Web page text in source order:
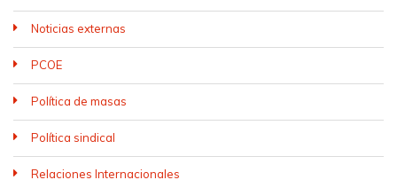
Noticias externas
PCOE
Política de masas
Política sindical
Relaciones Internacionales